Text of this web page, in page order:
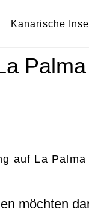
Kanarische
auf La Palma
möchten